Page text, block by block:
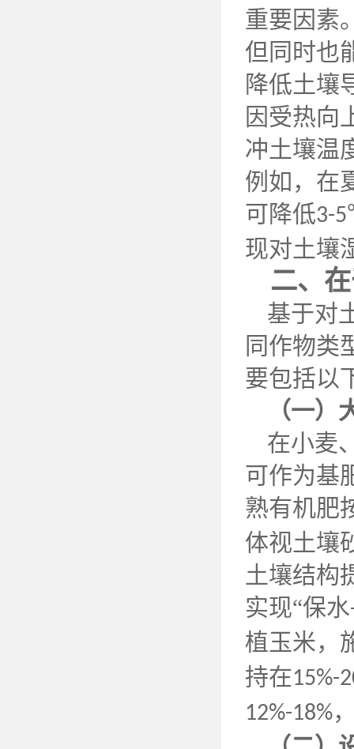
重要因素
但同时也
降低土壤
因受热向
冲土壤温
例如，在
可降低3-5
现对土壤
二、
基于对
同作物类
要包括以
（一
在小麦
可作为基
熟有机肥
体视土壤
土壤结构
实现“保水
植玉米，
持在15%-
12%-18%